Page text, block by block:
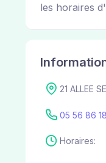
les horaires
21 ALLEE
05 56 86
Horaires: